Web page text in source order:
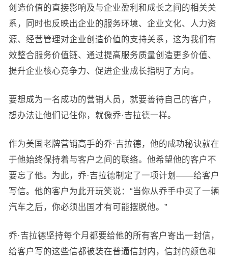
创造价值的直接影响及与企业盈利和成长之间的相关关
系，同时也反映出企业的服务环境、企业文化、人力资
源、经营管理对企业创造价值的支持关系，这为我们有
效整合服务价值链、通过提高服务质量创造更多价值、
提升企业核心竞争力、促进企业成长指明了方向。
要想成为一名成功的营销人员，就要善待自己的客户，
想办法让他们记住你，就像乔·吉拉德一样。
作为美国老牌营销高手的乔·吉拉德，他的成功秘诀就在
于他始终保持着与客户之间的联络。他希望他的客户不
要忘了他。为此，乔·吉拉德制定了一项计划——给客户
写信。他的客户为此开玩笑说：“当你从乔手中买了一辆
汽车之后，你必须出国才有可能摆脱他。”
乔·吉拉德坚持每个月都要给他的所有客户寄出一封信，
给客户写的这些信都被装在普通信封内，信封的颜色和